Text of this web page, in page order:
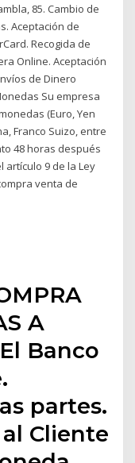
85. Cambio de
Aceptación de
Recogida de
Online. Aceptación
de Dinero
Su empresa
(Euro, Yen
Franco Suizo, entre
48 horas después
artículo 9 de la Ley
venta de
A
Banco
partes.
Cliente